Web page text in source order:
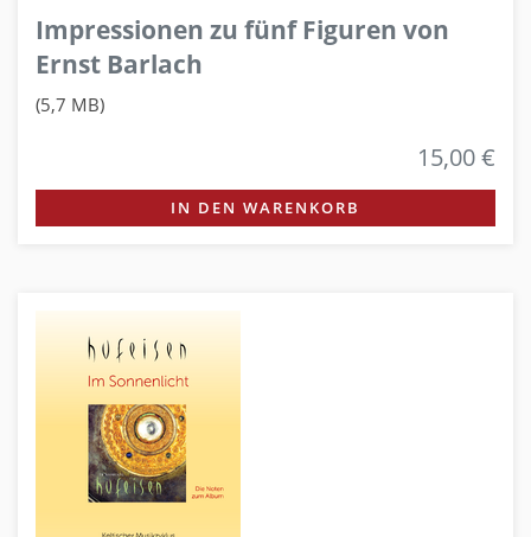
Impressionen zu fünf Figuren von
Ernst Barlach
(5,7 MB)
15,00 €
IN DEN WARENKORB